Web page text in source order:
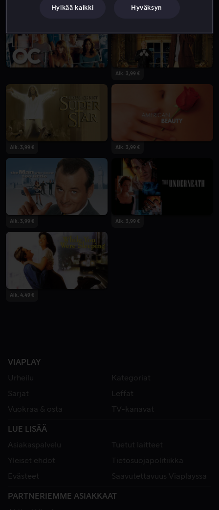
Alk. 3,99 €
Alk. 3,99 € Alk. 3,99 €
Alk. 3,99 € Alk. 3,99 €
Alk. 4,49 €
VIAPLAY
Urheilu
Kategoriat
Sarjat
Leffat
Vuokraa & osta
TV-kanavat
LUE LISÄÄ
Asiakaspalvelu
Tuetut laitteet
Yleiset ehdot
Tietosuojapolitiikka
Evästeet
Saavutettavuus Viaplayssa
PARTNERIEMME ASIAKKAAT
Hylkää kaikki Hyväksyn